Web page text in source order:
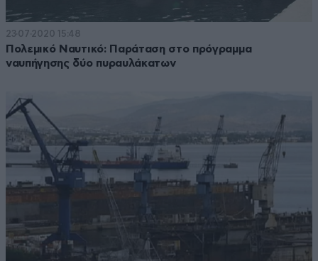
23·07·2020 15:48
Πολεμικό Ναυτικό: Παράταση στο πρόγραμμα
ναυπήγησης δύο πυραυλάκατων